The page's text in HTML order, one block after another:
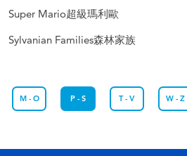
Super Mario超級瑪利歐
Sylvanian Families森林家族
M - O P - S T - V W - Z